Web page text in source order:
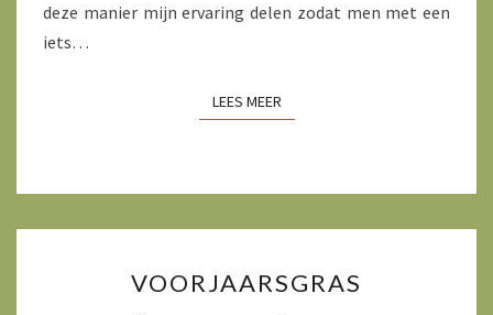
deze manier mijn ervaring delen zodat men met een
iets…
LEES MEERLEES MEER
VOORJAARSGRAS